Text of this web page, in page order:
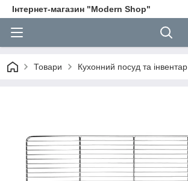
Інтернет-магазин "Modern Shop"
Товари Кухонний посуд та інвентар